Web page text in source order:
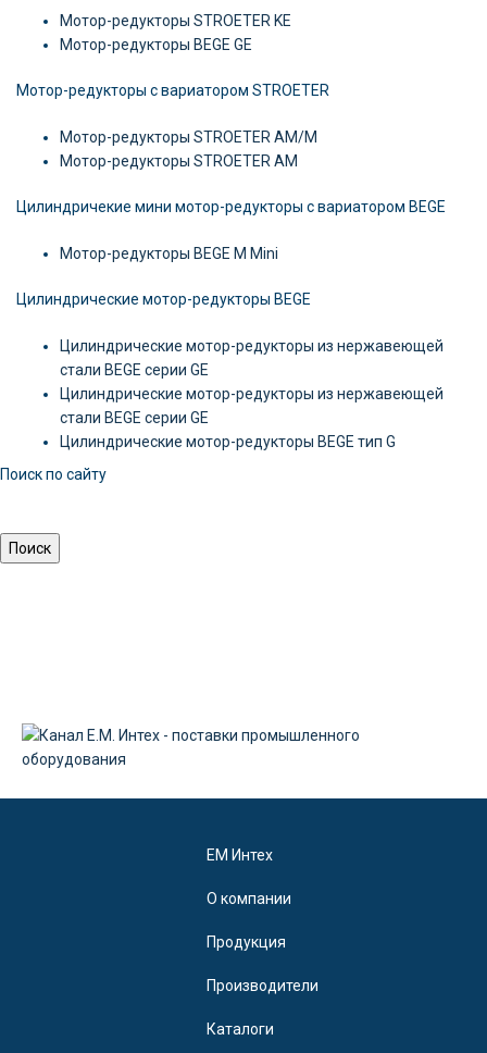
Мотор-редукторы STROETER KE
Мотор-редукторы BEGE GE
Мотор-редукторы с вариатором STROETER
Мотор-редукторы STROETER AM/M
Мотор-редукторы STROETER AM
Цилиндричекие мини мотор-редукторы с вариатором BEGE
Мотор-редукторы BEGE M Mini
Цилиндрические мотор-редукторы BEGE
Цилиндрические мотор-редукторы из нержавеющей
стали BEGE серии GE
Цилиндрические мотор-редукторы из нержавеющей
стали BEGE серии GE
Цилиндрические мотор-редукторы BEGE тип G
Поиск по сайту
EM Интех
О компании
Продукция
Производители
Каталоги